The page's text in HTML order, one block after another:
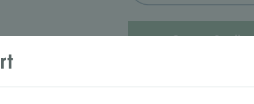
Corona-Studien